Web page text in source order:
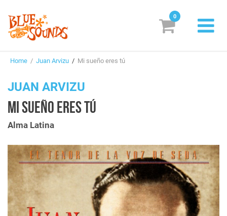
Genres & Styles
Box Sets
Search
0
Home / Juan Arvizu / Mi sueño eres tú
JUAN ARVIZU
MI SUEÑO ERES TÚ
Alma Latina